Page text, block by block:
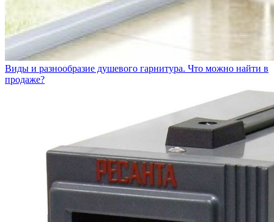
Виды и разнообразие душевого гарнитура. Что можно найти в
продаже?